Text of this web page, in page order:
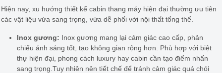
Hiện nay, xu hướng thiết kế cabin thang máy hiện đại thường ưu tiên
các vật liệu vừa sang trọng, vừa dễ phối với nội thất tổng thể.
Inox gương: Inox gương mang lại cảm giác cao cấp, phản
chiếu ánh sáng tốt, tạo không gian rộng hơn. Phù hợp với biệt
thự hiện đại, phong cách luxury hay cabin cần tạo điểm nhấn
sang trọng.Tuy nhiên nên tiết chế để tránh cảm giác quá chói